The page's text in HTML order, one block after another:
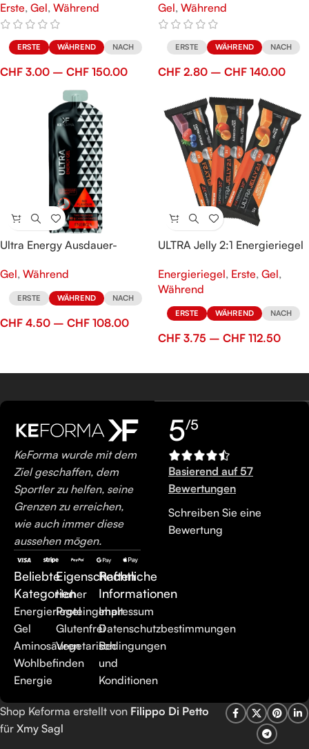
Erste, Gel, Während
ERSTE WÄHREND NACH
CHF 3.00 – CHF 150.00
Gel, Während
ERSTE WÄHREND NACH
CHF 2.80 – CHF 140.00
Ultra Energy Ausdauer-
Gel, Während
ERSTE WÄHREND NACH
CHF 4.50 – CHF 108.00
ULTRA Jelly 2:1 Energieriegel
Energieriegel, Erste, Gel,
Während
ERSTE WÄHREND NACH
CHF 3.75 – CHF 112.50
KeForma wurde mit dem
Ziel geschaffen, dem
Sportler zu helfen, seine
Grenzen zu erreichen,
wie auch immer diese
aussehen mögen.
Beliebte
Kategorien
Energieriegel
Gel
Aminosäuren
Wohlbefinden
Energie
Eigenschaften
Hoher
Proteingehalt
Glutenfrei
Vegetarisch
Rechtliche
Informationen
Impressum
Datenschutzbestimmungen
Bedingungen
und
Konditionen
5/5
Basierend auf 57
Bewertungen
Schreiben Sie eine
Bewertung
Shop Keforma erstellt von Filippo Di Petto
für Xmy Sagl